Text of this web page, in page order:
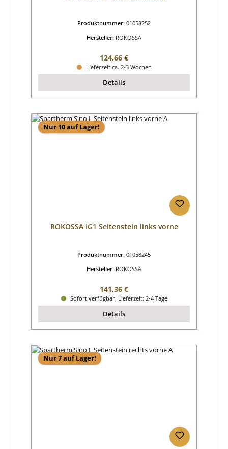
Produktnummer: 01058252
Hersteller: ROKOSSA
Regulärer Preis:
124,66 €
Lieferzeit ca. 2-3 Wochen
Details
Nur 10 auf Lager!
ROKOSSA IG1 Seitenstein links vorne
Produktnummer: 01058245
Hersteller: ROKOSSA
Regulärer Preis:
141,36 €
Sofort verfügbar, Lieferzeit: 2-4 Tage
Details
Nur 7 auf Lager!